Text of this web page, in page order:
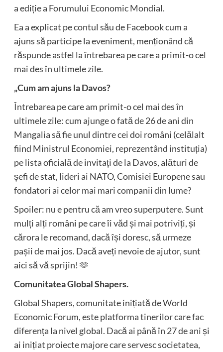
a ediție a Forumului Economic Mondial.
Ea a explicat pe contul său de Facebook cum a
ajuns să participe la eveniment, menționând că
răspunde astfel la întrebarea pe care a primit-o cel
mai des în ultimele zile.
„Cum am ajuns la Davos?
Întrebarea pe care am primit-o cel mai des în
ultimele zile: cum ajunge o fată de 26 de ani din
Mangalia să fie unul dintre cei doi români (celălalt
fiind Ministrul Economiei, reprezentând instituția)
pe lista oficială de invitați de la Davos, alături de
șefi de stat, lideri ai NATO, Comisiei Europene sau
fondatori ai celor mai mari companii din lume?
Spoiler: nu e pentru că am vreo superputere. Sunt
mulți alți români pe care îi văd și mai potriviți, și
cărora le recomand, dacă își doresc, să urmeze
pașii de mai jos. Dacă aveți nevoie de ajutor, sunt
aici să vă sprijin! 🫶
Comunitatea Global Shapers.
Global Shapers, comunitate inițiată de World
Economic Forum, este platforma tinerilor care fac
diferența la nivel global. Dacă ai până în 27 de ani și
ai inițiat proiecte majore care servesc societatea,